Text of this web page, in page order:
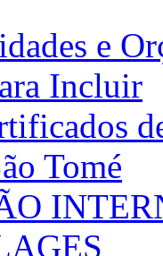
e
Incluir
Tomé